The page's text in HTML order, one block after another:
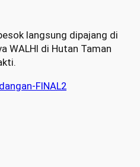
langsung dipajang di
WALHI di Hutan Taman